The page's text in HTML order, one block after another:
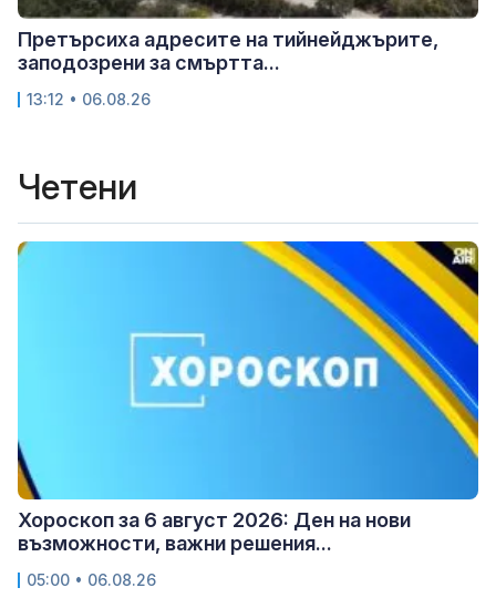
Претърсиха адресите на тийнейджърите,
заподозрени за смъртта...
13:12 • 06.08.26
Четени
Хороскоп за 6 август 2026: Ден на нови
възможности, важни решения...
05:00 • 06.08.26